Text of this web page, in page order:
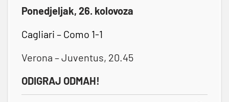
Ponedjeljak, 26. kolovoza
Cagliari – Como 1-1
Verona – Juventus, 20.45
ODIGRAJ ODMAH!